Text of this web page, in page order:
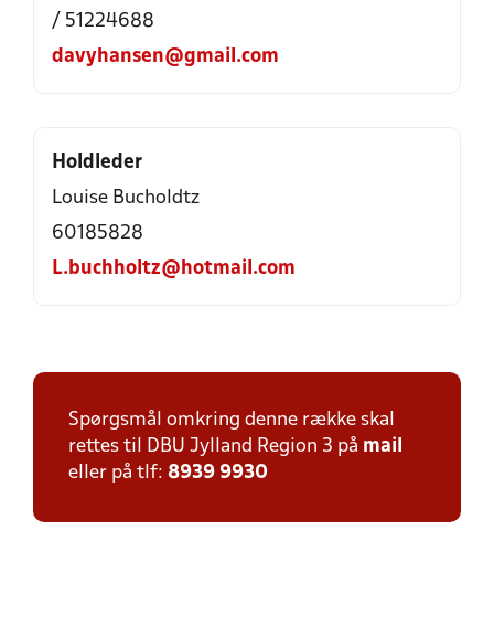
/ 51224688
davyhansen@gmail.com
Holdleder
Louise Bucholdtz
60185828
L.buchholtz@hotmail.com
Spørgsmål omkring denne række skal
rettes til DBU Jylland Region 3 på mail
eller på tlf: 8939 9930